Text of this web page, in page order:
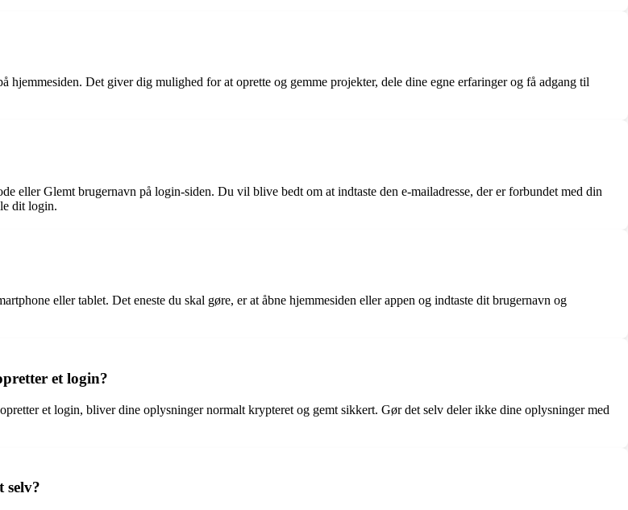
Det giver dig mulighed for at oprette og gemme projekter, dele dine egne erfaringer og få adgang til
eller Glemt brugernavn på login-siden. Du vil blive bedt om at indtaste den e-mailadresse, der er forbundet med din
dit login.
eller tablet. Det eneste du skal gøre, er at åbne hjemmesiden eller appen og indtaste dit brugernavn og
et login?
et login, bliver dine oplysninger normalt krypteret og gemt sikkert. Gør det selv deler ikke dine oplysninger med
selv?